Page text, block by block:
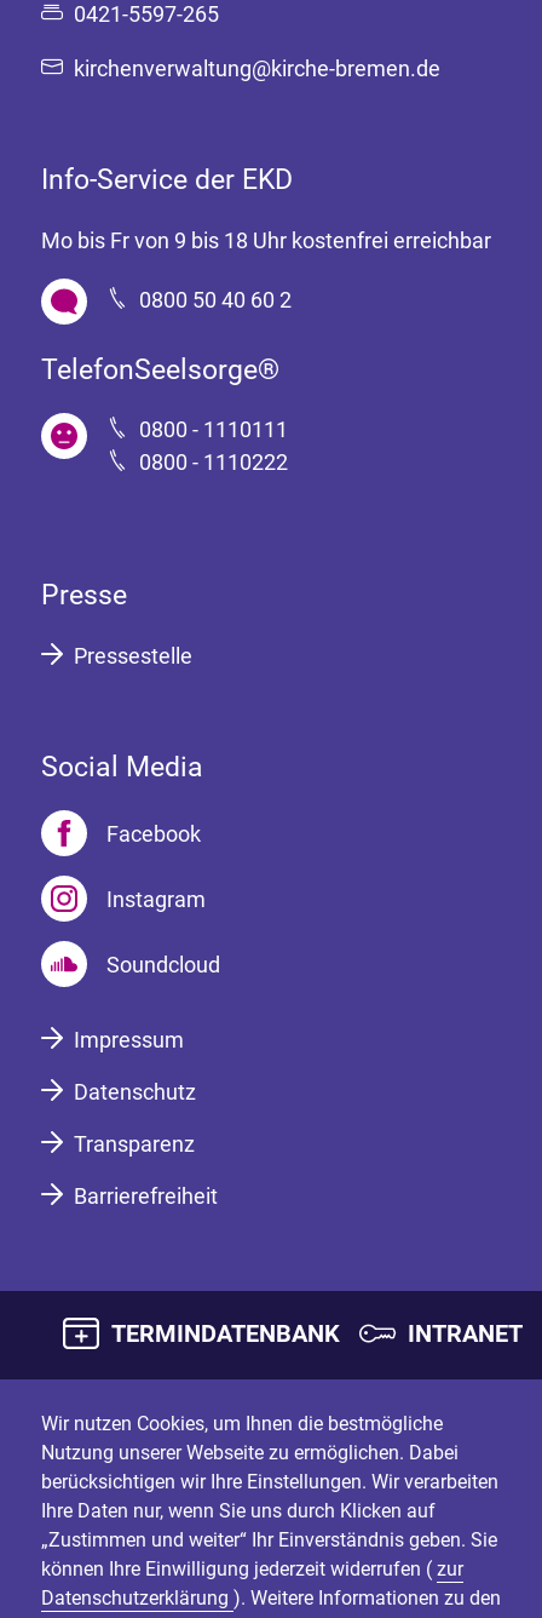
0421-5597-265
kirchenverwaltung@kirche-bremen.de
Info-Service der EKD
Mo bis Fr von 9 bis 18 Uhr kostenfrei erreichbar
0800 50 40 60 2
TelefonSeelsorge®
0800 - 1110111
0800 - 1110222
Presse
Pressestelle
Social Media
Facebook
Instagram
Soundcloud
Impressum
Datenschutz
Transparenz
Barrierefreiheit
TERMINDATENBANK INTRANET
Wir nutzen Cookies, um Ihnen die bestmögliche
Nutzung unserer Webseite zu ermöglichen. Dabei
berücksichtigen wir Ihre Einstellungen. Wir verarbeiten
Ihre Daten nur, wenn Sie uns durch Klicken auf
„Zustimmen und weiter“ Ihr Einverständnis geben. Sie
können Ihre Einwilligung jederzeit widerrufen ( zur
Datenschutzerklärung ). Weitere Informationen zu den